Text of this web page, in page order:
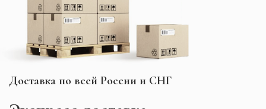
Доставка по всей России и СНГ